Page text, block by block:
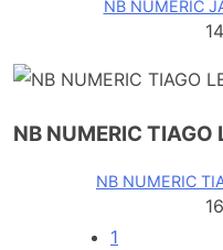
NB NUMERIC
NB NUMERIC TIAGO
NB NUMERIC
1